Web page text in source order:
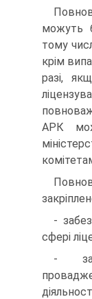
можуть
тому
крім
разі,
АРК
-
сфері
-